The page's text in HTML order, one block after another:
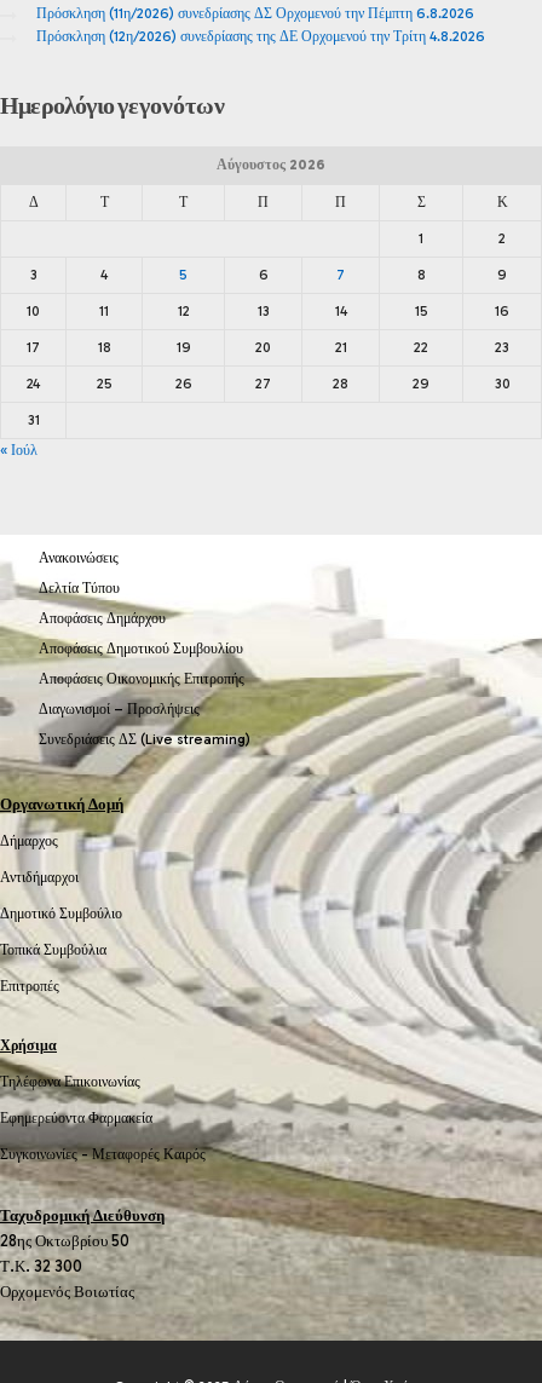
Πρόσκληση (11η/2026) συνεδρίασης ΔΣ Ορχομενού την Πέμπτη 6.8.2026
Πρόσκληση (12η/2026) συνεδρίασης της ΔΕ Ορχομενού την Τρίτη 4.8.2026
Ημερολόγιογεγονότων
Αύγουστος 2026
Δ Τ Τ Π Π Σ Κ
1 2
3 4 5 6 7 8 9
10 11 12 13 14 15 16
17 18 19 20 21 22 23
24 25 26 27 28 29 30
31
« Ιούλ
Ανακοινώσεις
Δελτία Τύπου
Αποφάσεις Δημάρχου
Αποφάσεις Δημοτικού Συμβουλίου
Αποφάσεις Οικονομικής Επιτροπής
Διαγωνισμοί – Προσλήψεις
Συνεδριάσεις ΔΣ (Live streaming)
Οργανωτική Δομή
Δήμαρχος
Αντιδήμαρχοι
Δημοτικό Συμβούλιο
Τοπικά Συμβούλια
Επιτροπές
Χρήσιμα
Τηλέφωνα Επικοινωνίας
Εφημερεύοντα Φαρμακεία
Συγκοινωνίες -Μεταφορές Καιρός
Ταχυδρομική Διεύθυνση
28ης Οκτωβρίου 50
Τ.Κ. 32 300
Ορχομενός Βοιωτίας